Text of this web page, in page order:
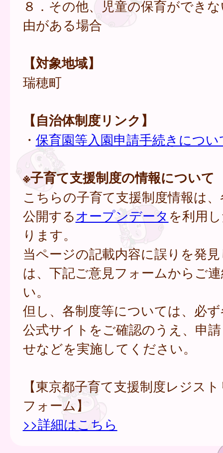
８．その他、児童の保育ができ
由がある場合
【対象地域】
瑞穂町
【自治体制度リンク】
・ 保育園等入園申請手続きについ
※子育て支援制度の情報について
こちらの子育て支援制度情報は
公開するオープンデータ を利用
ります。
当ページの記載内容に誤りを発
は、下記ご意見フォームからご
い。
但し、各制度等については、必
公式サイトをご確認のうえ、申
せなどを実施してください。
【東京都子育て支援制度レジス
フォーム】
>>詳細はこちら